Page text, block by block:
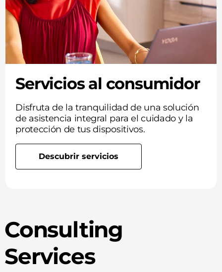
Servicios al consumidor
Disfruta de la tranquilidad de una solución
de asistencia integral para el cuidado y la
protección de tus dispositivos.
Descubrir servicios
Consulting
Services